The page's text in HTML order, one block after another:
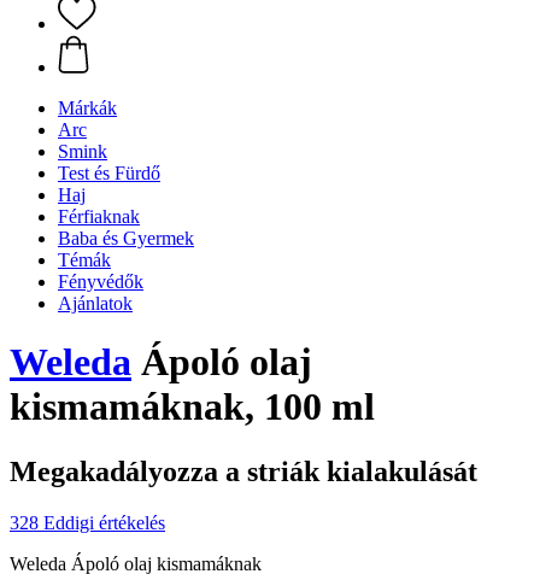
Márkák
Arc
Smink
Test és Fürdő
Haj
Férfiaknak
Baba és Gyermek
Témák
Fényvédők
Ajánlatok
Weleda Ápoló olaj
kismamáknak, 100 ml
Megakadályozza a striák kialakulását
328 Eddigi értékelés
Weleda Ápoló olaj kismamáknak